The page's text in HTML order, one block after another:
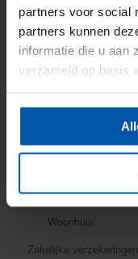
partners voor social
partners kunnen
informatie die u aan
verzameld op basis
Inboedel
Kostbaarheden
Mobiele dekking
Oldtimer
Woonhuis
Zakelijke verzekeringen